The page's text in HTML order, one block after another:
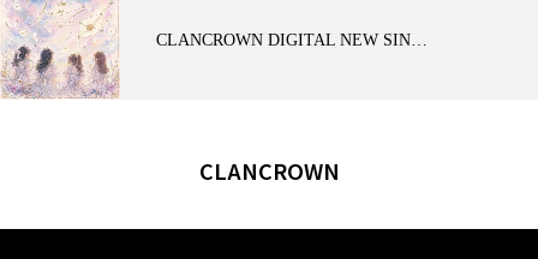
CLANCROWN DIGITAL NEW SIN…
CLANCROWN